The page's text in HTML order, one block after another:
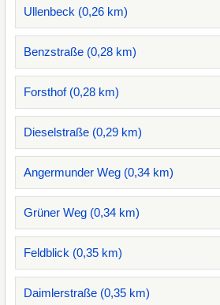
Ullenbeck (0,26 km)
Benzstraße (0,28 km)
Forsthof (0,28 km)
Dieselstraße (0,29 km)
Angermunder Weg (0,34 km)
Grüner Weg (0,34 km)
Feldblick (0,35 km)
Daimlerstraße (0,35 km)